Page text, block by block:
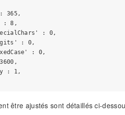
365,
: 8,
: 0,
: 0,
: 0,
: 1,
être ajustés sont détaillés ci-